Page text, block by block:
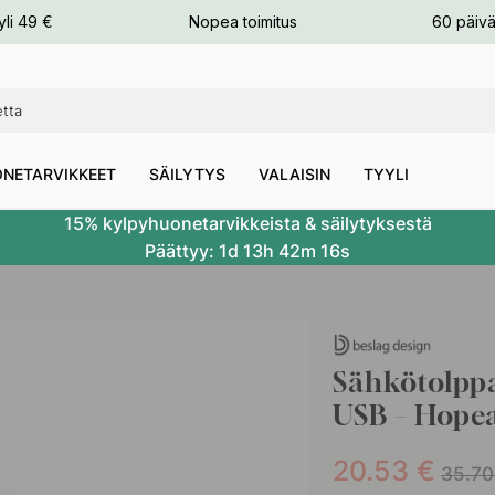
49 € Nopea toimitus 60
SÄILYTYS VALAISIN TYYLI
15% kylpyhuonetarvikkeista & säilytyksestä
Päättyy: 1d 13h 42m 16s
USB –
35.70
20.53 €